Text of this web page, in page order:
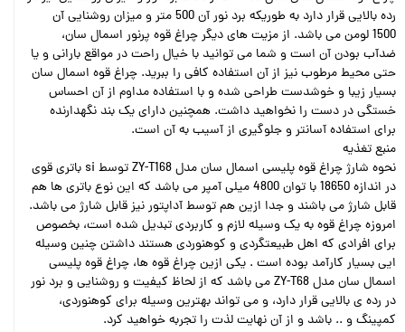
رده بالایی قرار دارد به طوریکه برد نور آن 500 متر و میزان روشنایی آن
1500 لومن می باشد. از مزیت های دیگر چراغ قوه پرنور اسمال سان،
ضدآب بودن آن است و شما می توانید با خیال راحت در مواقع بارانی و یا
حتی محیط مرطوب نیز از آن استفاده کافی را ببرید. چراغ قوه اسمال سان
بسیار زیبا و خوشدست طراحی شده و با استفاده مداوم از آن احساس
خستگی در دست را نخواهید داشت. همچنین دارای یک بند نگهدارنده
برای استفاده آسانتر و جلوگیری از آسیب به آن است.
منبع تغذیه
نحوه شارژ چراغ قوه پلیسی اسمال سان مدل ZY-T168 توسط si باتری قوی
در اندازه 18650 با توان 4800 میلی آمپر می باشد که این نوع باتری ها هم
قابل شارژ می باشند و جدا ازین هم توسط آداپتور نیز قابل شارژ می باشد.
امروزه چراغ قوه به یک وسیله لازم و کاربردی تبدیل شده است، بخصوص
برای افرادی که اهل طبیعتگردی و کوهنوردی هستند داشتن چنین وسیله
ایی بسیار کارآمد بوده است . یکی ازین چراغ قوه ها، چراغ قوه پلیسی
اسمال سان مدل ZY-T68 می باشد که از لحاظ کیفیت و روشنایی و برد نور
در رده ی بالایی قرار دارد، و می تواند بهترین وسیله برای کوهنوردی،
کمپینگ و .. باشد و از آن نهایت لذت را تجربه خواهید کرد.